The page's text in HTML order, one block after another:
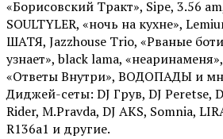
«Борисовский Тракт», Sipe, 3.56
SOULTYLER, «ночь на кухне»,
ШАТЯ, Jazzhouse Trio, «Рваные
узнает», black lama,
«Ответы Внутри», ВОДОПАДЫ и
Диджей-сеты: DJ Грув, DJ Peretse,
Rider, М.Pravda, DJ AKS, Somnia,
R136a1 и другие.